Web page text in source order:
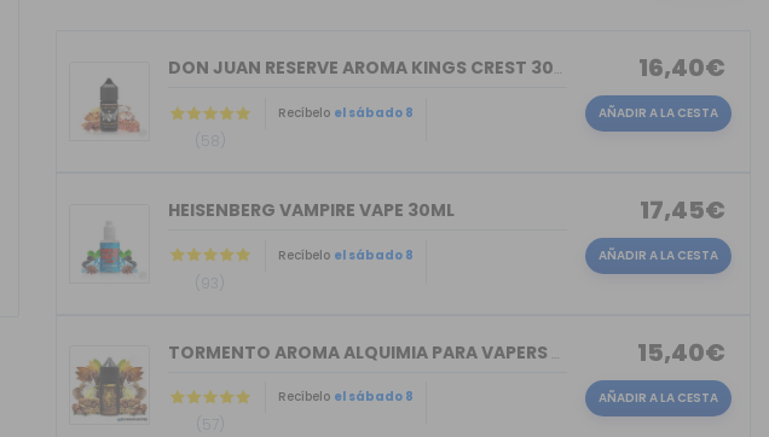
DON JUAN RESERVE AROMA KINGS CREST 30ML
(58)
Recíbelo el sábado 8
16,40€
AÑADIR A LA CESTA
HEISENBERG VAMPIRE VAPE 30ML
(93)
Recíbelo el sábado 8
17,45€
AÑADIR A LA CESTA
TORMENTO AROMA ALQUIMIA PARA VAPERS 30ML
(57)
Recíbelo el sábado 8
15,40€
AÑADIR A LA CESTA